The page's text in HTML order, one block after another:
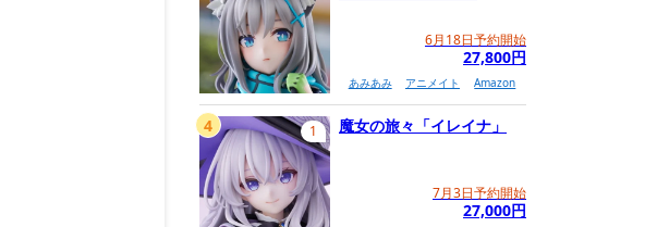
6月18日予約開始
27,800円
あみあみ アニメイト Amazon
魔女の旅々「イレイナ」
7月3日予約開始
27,000円
1
4